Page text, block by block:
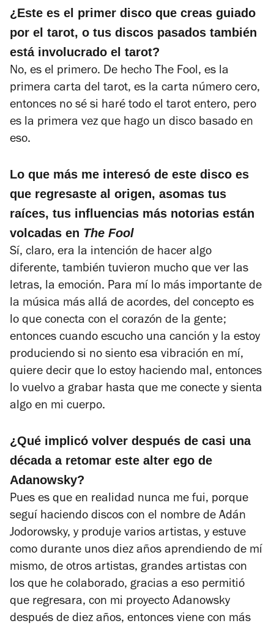
¿Este es el primer disco que creas guiado
por el tarot, o tus discos pasados también
está involucrado el tarot?
No, es el primero. De hecho The Fool, es la
primera carta del tarot, es la carta número cero,
entonces no sé si haré todo el tarot entero, pero
es la primera vez que hago un disco basado en
eso.
Lo que más me interesó de este disco es
que regresaste al origen, asomas tus
raíces, tus influencias más notorias están
volcadas en The Fool
Sí, claro, era la intención de hacer algo
diferente, también tuvieron mucho que ver las
letras, la emoción. Para mí lo más importante de
la música más allá de acordes, del concepto es
lo que conecta con el corazón de la gente;
entonces cuando escucho una canción y la estoy
produciendo si no siento esa vibración en mí,
quiere decir que lo estoy haciendo mal, entonces
lo vuelvo a grabar hasta que me conecte y sienta
algo en mi cuerpo.
¿Qué implicó volver después de casi una
década a retomar este alter ego de
Adanowsky?
Pues es que en realidad nunca me fui, porque
seguí haciendo discos con el nombre de Adán
Jodorowsky, y produje varios artistas, y estuve
como durante unos diez años aprendiendo de mí
mismo, de otros artistas, grandes artistas con
los que he colaborado, gracias a eso permitió
que regresara, con mi proyecto Adanowsky
después de diez años, entonces viene con más